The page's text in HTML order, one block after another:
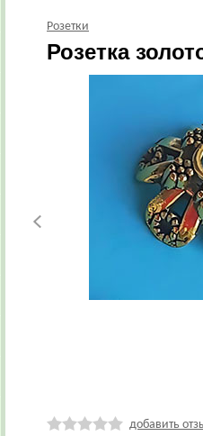
Розетки
Розетка
добавить